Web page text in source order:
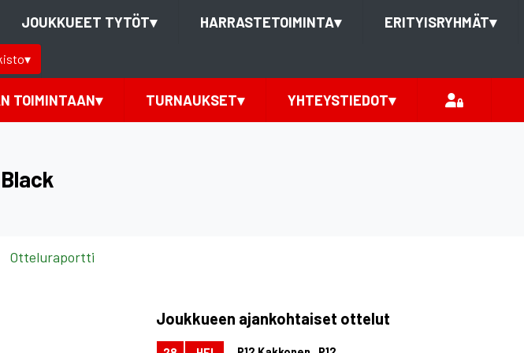
JOUKKUEET TYTÖT▾ HARRASTETOIMINTA▾ ERITYISRYHMÄT▾
▾
TOIMINTAAN▾ TURNAUKSET▾ YHTEYSTIEDOT▾
Otteluraportti
Joukkueen ajankohtaiset ottelut